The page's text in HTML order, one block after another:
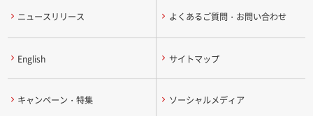
ニュースリリース よくあるご質問・お問い合わせ
English サイトマップ
キャンペーン・特集 ソーシャルメディア